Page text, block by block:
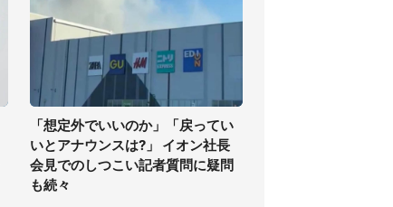
「想定外でいいのか」「戻ってい
いとアナウンスは?」 イオン社長
会見でのしつこい記者質問に疑問
も続々